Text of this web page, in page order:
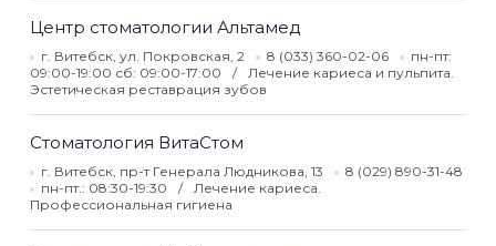
Центр стоматологии Альтамед
г. Витебск, ул. Покровская, 2 8 (033) 360-02-06
пн-пт:
09:00-19:00 сб: 09:00-17:00
Лечение кариеса и пульпита.
Эстетическая реставрация зубов
Стоматология ВитаСтом
г. Витебск, пр-т Генерала Людникова, 13
8 (029) 890-31-48
пн-пт.: 08:30-19:30
Лечение кариеса.
Профессиональная гигиена